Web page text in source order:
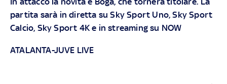
partita sarà in diretta suSky Sport Uno, Sky Sport
Calcio, Sky Sport 4K e in streaming su NOW
ATALANTA-JUVE LIVE